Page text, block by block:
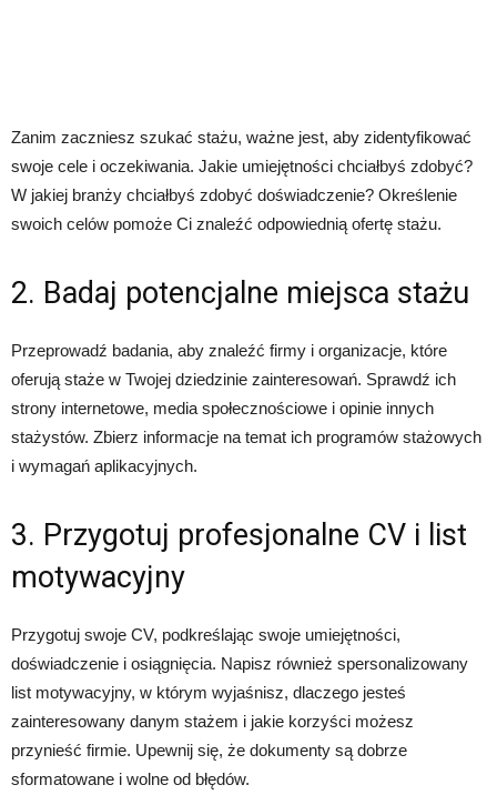
Zanim zaczniesz szukać stażu, ważne jest, aby zidentyfikować
swoje cele i oczekiwania. Jakie umiejętności chciałbyś zdobyć?
W jakiej branży chciałbyś zdobyć doświadczenie? Określenie
swoich celów pomoże Ci znaleźć odpowiednią ofertę stażu.
2. Badaj potencjalne miejsca stażu
Przeprowadź badania, aby znaleźć firmy i organizacje, które
oferują staże w Twojej dziedzinie zainteresowań. Sprawdź ich
strony internetowe, media społecznościowe i opinie innych
stażystów. Zbierz informacje na temat ich programów stażowych
i wymagań aplikacyjnych.
3. Przygotuj profesjonalne CV i list
motywacyjny
Przygotuj swoje CV, podkreślając swoje umiejętności,
doświadczenie i osiągnięcia. Napisz również spersonalizowany
list motywacyjny, w którym wyjaśnisz, dlaczego jesteś
zainteresowany danym stażem i jakie korzyści możesz
przynieść firmie. Upewnij się, że dokumenty są dobrze
sformatowane i wolne od błędów.